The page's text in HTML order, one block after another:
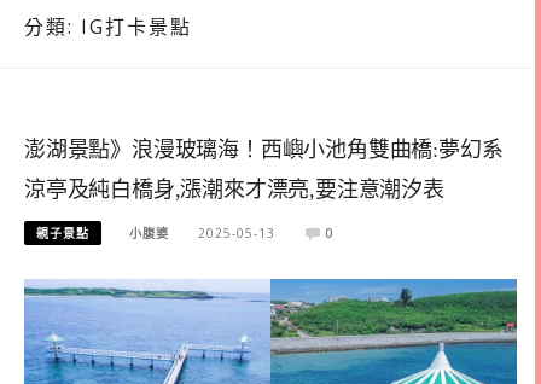
分類: IG打卡景點
澎湖景點》浪漫玻璃海！西嶼小池角雙曲橋:夢幻系
涼亭及純白橋身,漲潮來才漂亮,要注意潮汐表
親子景點 小腹婆 2025-05-13 0